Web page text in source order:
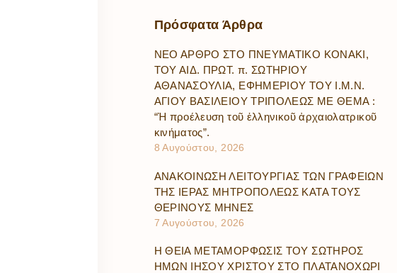
Πρόσφατα Άρθρα
ΝΕΟ ΑΡΘΡΟ ΣΤΟ ΠΝΕΥΜΑΤΙΚΟ ΚΟΝΑΚΙ,
ΤΟΥ ΑΙΔ. ΠΡΩΤ. π. ΣΩΤΗΡΙΟΥ
ΑΘΑΝΑΣΟΥΛΙΑ, ΕΦΗΜΕΡΙΟΥ ΤΟΥ Ι.Μ.Ν.
ΑΓΙΟΥ ΒΑΣΙΛΕΙΟΥ ΤΡΙΠΟΛΕΩΣ ΜΕ ΘΕΜΑ :
“Ἡ προέλευση τοῦ ἑλληνικοῦ ἀρχαιολατρικοῦ
κινήματος”.
8 Αυγούστου, 2026
ΑΝΑΚΟΙΝΩΣΗ ΛΕΙΤΟΥΡΓΙΑΣ ΤΩΝ ΓΡΑΦΕΙΩΝ
ΤΗΣ ΙΕΡΑΣ ΜΗΤΡΟΠΟΛΕΩΣ ΚΑΤΑ ΤΟΥΣ
ΘΕΡΙΝΟΥΣ ΜΗΝΕΣ
7 Αυγούστου, 2026
Η ΘΕΙΑ ΜΕΤΑΜΟΡΦΩΣΙΣ ΤΟΥ ΣΩΤΗΡΟΣ
ΗΜΩΝ ΙΗΣΟΥ ΧΡΙΣΤΟΥ ΣΤΟ ΠΛΑΤΑΝΟΧΩΡΙ